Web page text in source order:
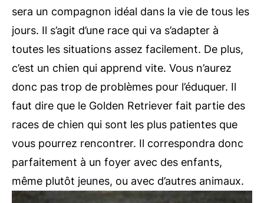
sera un compagnon idéal dans la vie de tous les
jours. Il s’agit d’une race qui va s’adapter à
toutes les situations assez facilement. De plus,
c’est un chien qui apprend vite. Vous n’aurez
donc pas trop de problèmes pour l’éduquer. Il
faut dire que le Golden Retriever fait partie des
races de chien qui sont les plus patientes que
vous pourrez rencontrer. Il correspondra donc
parfaitement à un foyer avec des enfants,
même plutôt jeunes, ou avec d’autres animaux.